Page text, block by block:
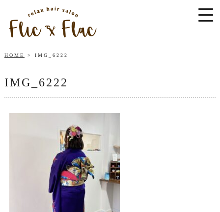
HOME IMG_6222
IMG_6222